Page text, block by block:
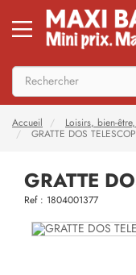
Accueil Loisirs, bien-
GRATTE DOS
GRATTE
Ref : 1804001377